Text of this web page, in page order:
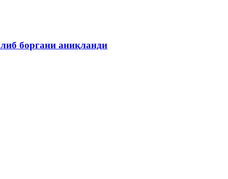
боргани аниқланди